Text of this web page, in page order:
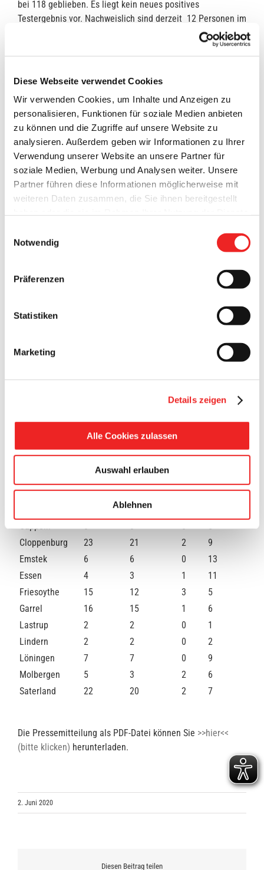
Diese Webseite verwendet Cookies
Wir verwenden Cookies, um Inhalte und Anzeigen zu
personalisieren, Funktionen für soziale Medien anbieten
zu können und die Zugriffe auf unsere Website zu
analysieren. Außerdem geben wir Informationen zu Ihrer
Verwendung unserer Website an unsere Partner für
soziale Medien, Werbung und Analysen weiter. Unsere
Partner führen diese Informationen möglicherweise mit
weiteren Daten zusammen, die Sie ihnen bereitgestellt
werden auch bei der Auswahl von
gesetzt.
Notwendig
Präferenzen
Statistiken
Marketing
Details zeigen
Alle Cookies zulassen
Auswahl erlauben
Ablehnen
bei 118 geblieben. Es liegt kein neues positives
Testergebnis vor. Nachweislich sind derzeit 12 Personen im
Landkreis Cloppenburg akut am Coronavirus erkrankt.
Anzahl aller positiv getesteten
Saldo der verbliebenen positiv
getesteten Corona-Fälle
12
Anzahl der
angeordneten Quarantäne-Fälle
(insgesamt)
652
Anzahl der
angeordneten Quarantäne-Fälle
83
Abstriche durch das Corona-
Anzahl der Personen in
Anzahl der Verstorbenen
aller
positiv
getesteten
Fälle
Genesungen
(aktuell)
Barßel 5 5 0
6 (+1)
2
Cloppenburg
23 21 2
9
Emstek
6 6 0
13
Essen
4 3 1
11
Friesoythe
15 12 3
5
Garrel
16 15 1
6
Lastrup
2 2 0
1
Lindern
2 2 0
2
Löningen
7 7 0
9
Molbergen
5 3 2
6
Saterland
22 20 2 7
Die Pressemitteilung als PDF-Datei können Sie >>hier<<
(bitte klicken) herunterladen.
2. Juni 2020
Diesen Beitrag teilen